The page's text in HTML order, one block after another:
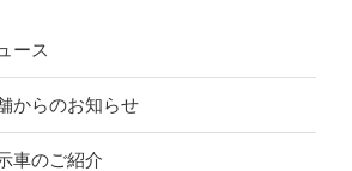
ース
からのお知らせ
車のご紹介